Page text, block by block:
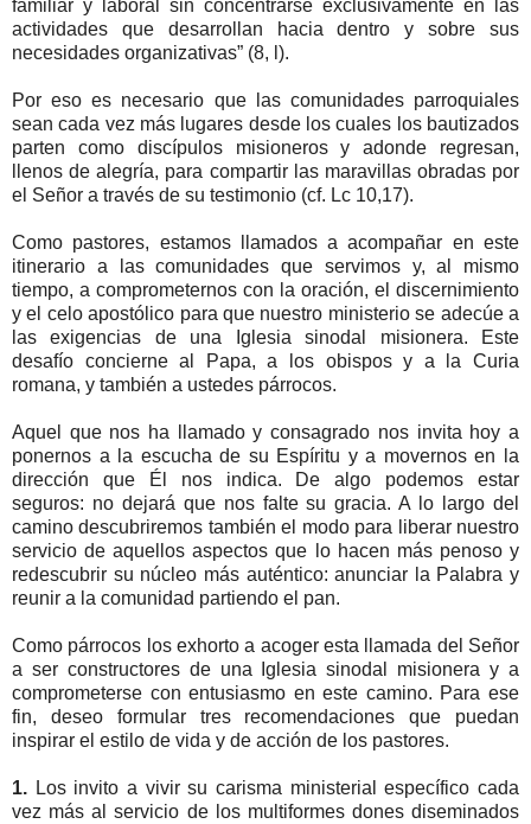
familiar y laboral sin concentrarse exclusivamente en las
actividades que desarrollan hacia dentro y sobre sus
necesidades organizativas” (8, l).
Por eso es necesario que las comunidades parroquiales
sean cada vez más lugares desde los cuales los bautizados
parten como discípulos misioneros y adonde regresan,
llenos de alegría, para compartir las maravillas obradas por
el Señor a través de su testimonio (cf. Lc 10,17).
Como pastores, estamos llamados a acompañar en este
itinerario a las comunidades que servimos y, al mismo
tiempo, a comprometernos con la oración, el discernimiento
y el celo apostólico para que nuestro ministerio se adecúe a
las exigencias de una Iglesia sinodal misionera. Este
desafío concierne al Papa, a los obispos y a la Curia
romana, y también a ustedes párrocos.
Aquel que nos ha llamado y consagrado nos invita hoy a
ponernos a la escucha de su Espíritu y a movernos en la
dirección que Él nos indica. De algo podemos estar
seguros: no dejará que nos falte su gracia. A lo largo del
camino descubriremos también el modo para liberar nuestro
servicio de aquellos aspectos que lo hacen más penoso y
redescubrir su núcleo más auténtico: anunciar la Palabra y
reunir a la comunidad partiendo el pan.
Como párrocos los exhorto a acoger esta llamada del Señor
a ser constructores de una Iglesia sinodal misionera y a
comprometerse con entusiasmo en este camino. Para ese
fin, deseo formular tres recomendaciones que puedan
inspirar el estilo de vida y de acción de los pastores.
1. Los invito a vivir su carisma ministerial específico cada
vez más al servicio de los multiformes dones diseminados